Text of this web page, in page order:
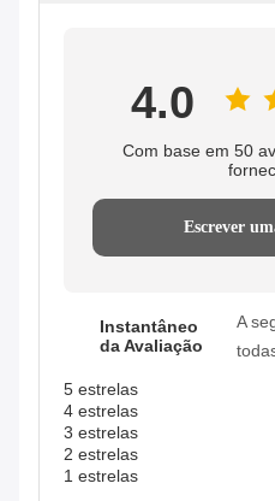
4.0
Com base em 50
Escrever
Instantâneo
da Avaliação
A
5 estrelas
4 estrelas
3 estrelas
2 estrelas
1 estrelas